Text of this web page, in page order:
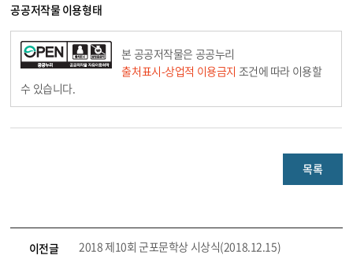
공공저작물 이용형태
본 공공저작물은 공공누리
출처표시-상업적 이용금지 조건에 따라 이용할
수 있습니다.
목록
이전글 2018 제10회 군포문학상 시상식(2018.12.15)